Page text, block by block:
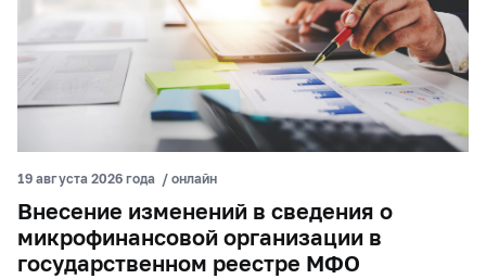
19 августа 2026 года / онлайн
Внесение изменений в сведения о
микрофинансовой организации в
государственном реестре МФО